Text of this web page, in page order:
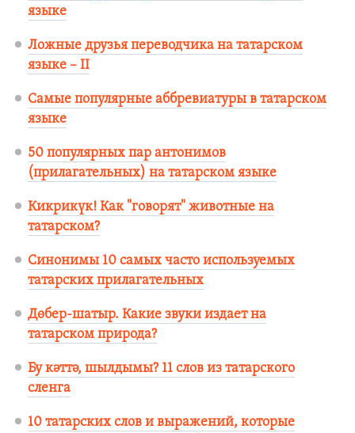
языке
Ложные друзья переводчика на татарском
языке – II
Самые популярные аббревиатуры в татарском
языке
50 популярных пар антонимов
(прилагательных) на татарском языке
Кикрикүк! Как "говорят" животные на
татарском?
Синонимы 10 самых часто используемых
татарских прилагательных
Дөбер-шатыр. Какие звуки издает на
татарском природа?
Бу кәттә, шылдымы? 11 слов из татарского
сленга
10 татарских слов и выражений, которые